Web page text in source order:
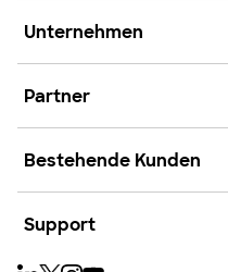
Unternehmen
Partner
Bestehende Kunden
Support